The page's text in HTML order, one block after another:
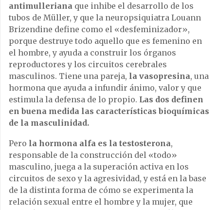
antimulleriana que inhibe el desarrollo de los
tubos de Müller, y que la neuropsiquiatra Louann
Brizendine define como el «desfeminizador»,
porque destruye todo aquello que es femenino en
el hombre, y ayuda a construir los órganos
reproductores y los circuitos cerebrales
masculinos. Tiene una pareja, la vasopresina, una
hormona que ayuda a infundir ánimo, valor y que
estimula la defensa de lo propio. Las dos definen
en buena medida las características bioquímicas
de la masculinidad.
Pero la hormona alfa es la testosterona,
responsable de la construcción del «todo»
masculino, juega a la superación activa en los
circuitos de sexo y la agresividad, y está en la base
de la distinta forma de cómo se experimenta la
relación sexual entre el hombre y la mujer, que